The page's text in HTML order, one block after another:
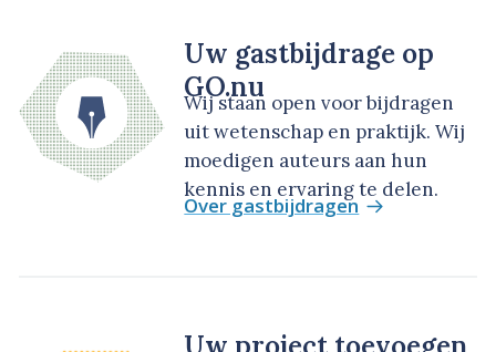
Uw gastbijdrage op
GO.nu
Wij staan open voor bijdragen
uit wetenschap en praktijk. Wij
moedigen auteurs aan hun
kennis en ervaring te delen.
Over gastbijdragen